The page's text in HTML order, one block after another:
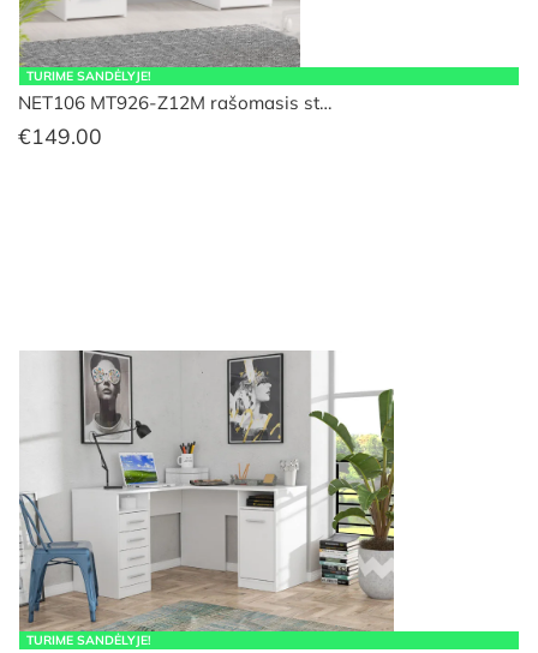
TURIME SANDĖLYJE!
NET106 MT926-Z12M rašomasis st…
€149.00
TURIME SANDĖLYJE!